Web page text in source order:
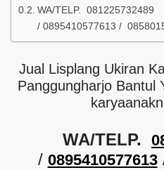
WA/TELP. 081225732489
/ 0895410577613 /
Jual Lisplang Ukiran
Panggungharjo Bantul
WA/TELP.
/ 0895410577613